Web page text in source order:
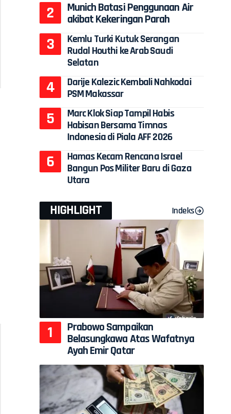
Munich Batasi Penggunaan Air
akibat Kekeringan Parah
Kemlu Turki Kutuk Serangan
Rudal Houthi ke Arab Saudi
Selatan
Darije Kalezic Kembali Nahkodai
PSM Makassar
Marc Klok Siap Tampil Habis
Habisan Bersama Timnas
Indonesia di Piala AFF 2026
Hamas Kecam Rencana Israel
Bangun Pos Militer Baru di Gaza
Utara
HIGHLIGHT Indeks
Prabowo Sampaikan
Belasungkawa Atas Wafatnya
Ayah Emir Qatar